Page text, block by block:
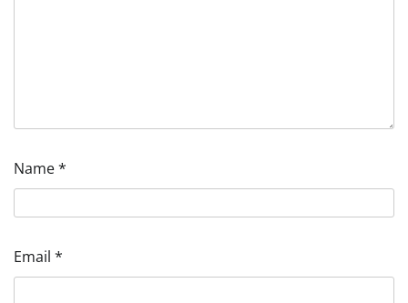
Name*
Email *